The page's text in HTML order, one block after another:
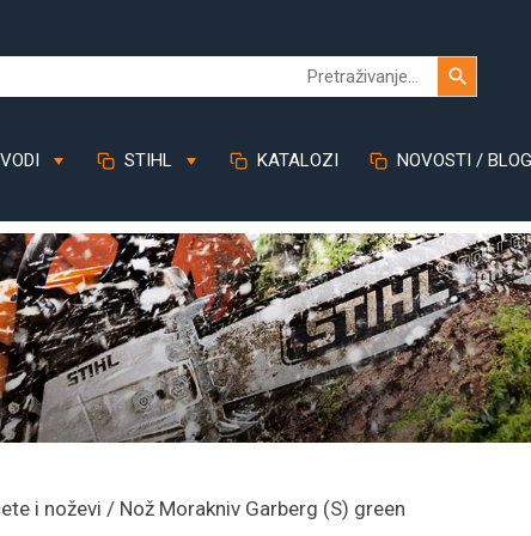
STIHL KATALOZI NOVOSTI / BLOG
i noževi / Nož Morakniv Garberg (S) green